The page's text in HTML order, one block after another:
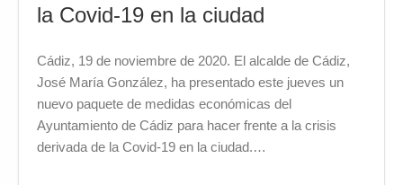
la Covid-19 en la ciudad
Cádiz, 19 de noviembre de 2020. El alcalde de Cádiz,
José María González, ha presentado este jueves un
nuevo paquete de medidas económicas del
Ayuntamiento de Cádiz para hacer frente a la crisis
derivada de la Covid-19 en la ciudad.…